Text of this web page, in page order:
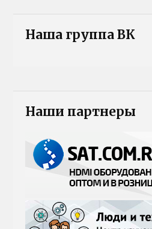
Наша группа ВК
Наши партнеры